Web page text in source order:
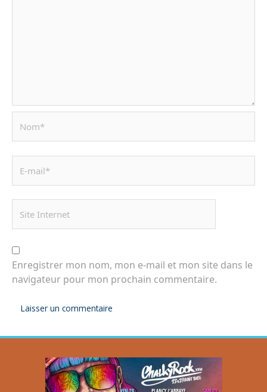
Enregistrer mon nom, mon e-mail et mon site dans le
navigateur pour mon prochain commentaire.